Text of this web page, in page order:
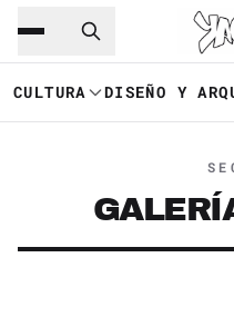
Saltar al contenido
CULTURA DISEÑO Y